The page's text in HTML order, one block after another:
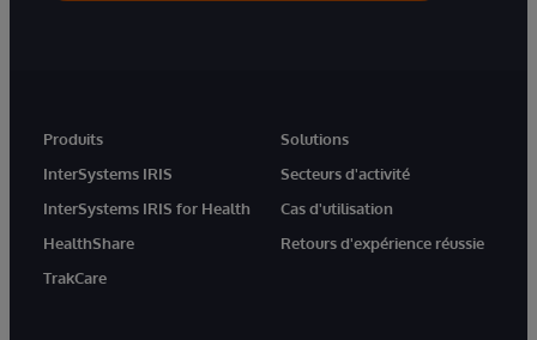
Produits
InterSystems IRIS
InterSystems IRIS for Health
HealthShare
TrakCare
Solutions
Secteurs d'activité
Cas d'utilisation
Retours d'expérience réussie